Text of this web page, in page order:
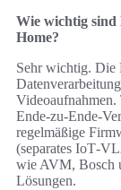
Wie wichtig sind
Home?
Sehr wichtig. Die
Videoaufnahmen.
regelmäßige
(separates
wie AVM, Bosch
Lösungen.